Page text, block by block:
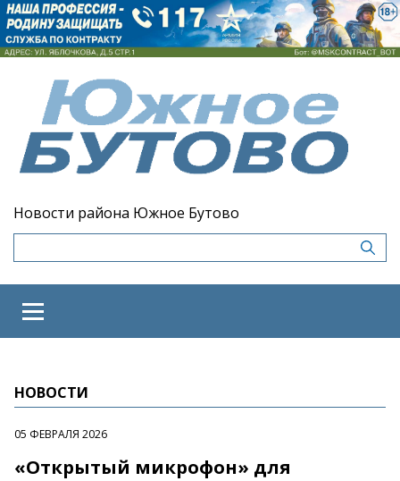
Новости района Южное Бутово
НОВОСТИ
05 ФЕВРАЛЯ 2026
«Открытый микрофон» для